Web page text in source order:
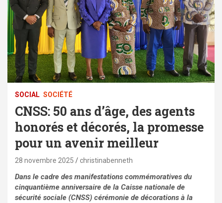
SOCIAL SOCIÉTÉ
CNSS: 50 ans d’âge, des agents
honorés et décorés, la promesse
pour un avenir meilleur
28 novembre 2025 christinabenneth
Dans le cadre des manifestations commémoratives du
cinquantième anniversaire de la Caisse nationale de
sécurité sociale (CNSS) cérémonie de décorations à la